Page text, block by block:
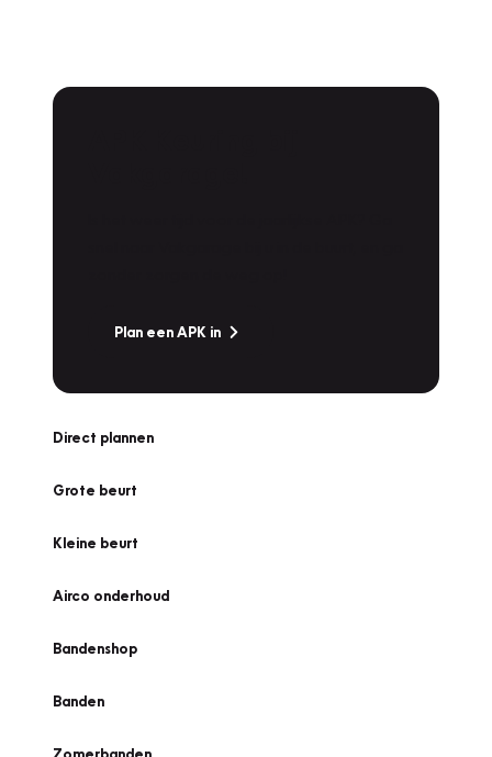
Plan een APK in
Direct plannen
Grote beurt
Kleine beurt
Airco onderhoud
Bandenshop
Banden